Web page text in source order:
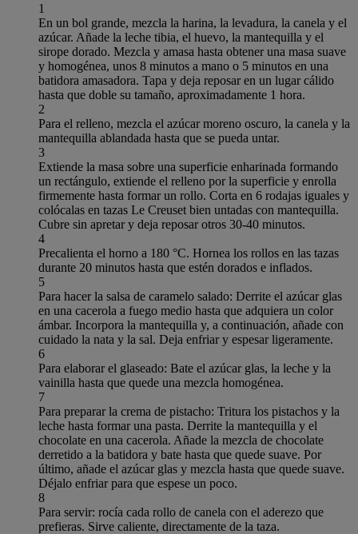
1
En un bol grande, mezcla la harina, la levadura, la canela y el
azúcar. Añade la leche tibia, el huevo, la mantequilla y el
sirope dorado. Mezcla y amasa hasta obtener una masa suave
y homogénea, unos 8 minutos a mano o 5 minutos en una
batidora amasadora. Tapa y deja reposar en un lugar cálido
hasta que doble su tamaño, aproximadamente 1 hora.
2
Para el relleno, mezcla el azúcar moreno oscuro, la canela y la
mantequilla ablandada hasta que se pueda untar.
3
Extiende la masa sobre una superficie enharinada formando
un rectángulo, extiende el relleno por la superficie y enrolla
firmemente hasta formar un rollo. Corta en 6 rodajas iguales y
colócalas en tazas Le Creuset bien untadas con mantequilla.
Cubre sin apretar y deja reposar otros 30-40 minutos.
4
Precalienta el horno a 180 °C. Hornea los rollos en las tazas
durante 20 minutos hasta que estén dorados e inflados.
5
Para hacer la salsa de caramelo salado: Derrite el azúcar glas
en una cacerola a fuego medio hasta que adquiera un color
ámbar. Incorpora la mantequilla y, a continuación, añade con
cuidado la nata y la sal. Deja enfriar y espesar ligeramente.
6
Para elaborar el glaseado: Bate el azúcar glas, la leche y la
vainilla hasta que quede una mezcla homogénea.
7
Para preparar la crema de pistacho: Tritura los pistachos y la
leche hasta formar una pasta. Derrite la mantequilla y el
chocolate en una cacerola. Añade la mezcla de chocolate
derretido a la batidora y bate hasta que quede suave. Por
último, añade el azúcar glas y mezcla hasta que quede suave.
Déjalo enfriar para que espese un poco.
8
Para servir: rocía cada rollo de canela con el aderezo que
prefieras. Sirve caliente, directamente de la taza.